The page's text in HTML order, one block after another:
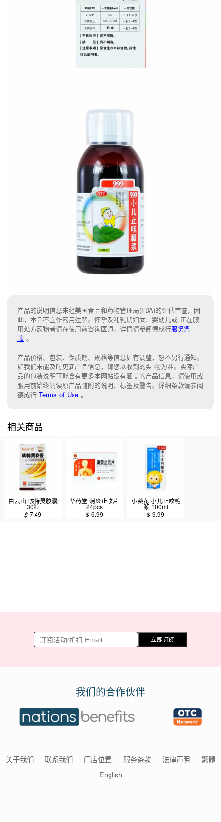
产品的说明信息未经美国食品和药物管理局(FDA)的评估审查，因
此，本品不宜作药用注解。怀孕及哺乳期妇女、婴幼儿或 正在服
用处方药物者请在使用前咨询医师。详情请参阅德成行服务条
款 。
产品价格、包装、保质期、规格等信息如有调整，恕不另行通知。
如我们未能及时更新产品信息， 请您以收到的实 物为准。 实际产
品的包装说明可能含有更多本网站没有涵盖的产品信息。请使用或
服用前始终阅读原产品随附的说明、 标签及警告。 详细条款请参阅
德成行 Terms of Use 。
相关商品
白云山 咳特灵胶囊
30粒
$7.49
华药堂 消炎止咳片
24pcs
$ 6.99
小葵花 小儿止咳糖
浆 100ml
$9.99
立即订阅
我们的合作伙伴
关于我们 联系我们 门店位置 服务条款 法律声明
繁體
English